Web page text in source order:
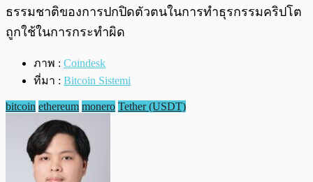
ธรรมชาติของการปกปิดตัวตนในการทำธุรกรรมคริปโต
ถูกใช้ในการกระทำผิด
ภาพ : Coindesk
ที่มา : Bitcoin Sistemi
bitcoin ethereum monero Tether (USDT)